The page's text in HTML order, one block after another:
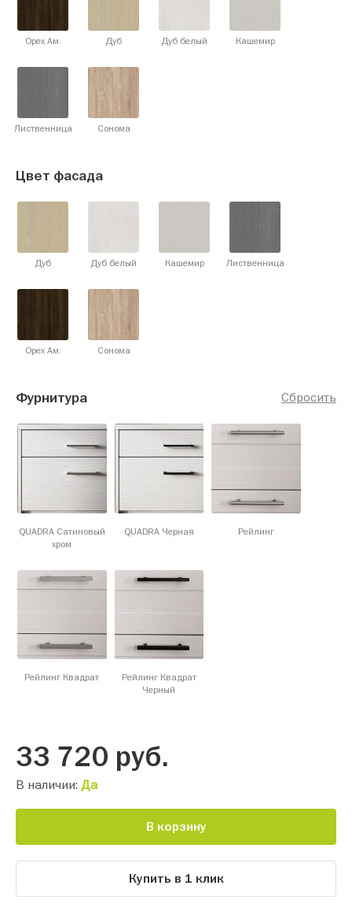
Орех Ам. Дуб Дуб белый Кашемир
Лиственница Сонома
Цвет фасада
Дуб Дуб белый Кашемир Лиственница
Орех Ам. Сонома
Сбросить
Фурнитура
QUADRA Сатиновый
хром
QUADRA Черная Рейлинг
Рейлинг Квадрат
Рейлинг Квадрат
Черный
33 720 руб.
В наличии: Да
В корзину
Купить в 1 клик